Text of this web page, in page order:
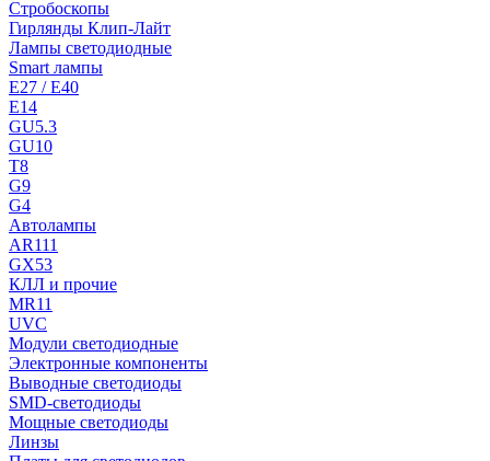
Стробоскопы
Гирлянды Клип-Лайт
Лампы светодиодные
Smart лампы
E27 / E40
E14
GU5.3
GU10
T8
G9
G4
Автолампы
AR111
GX53
КЛЛ и прочие
MR11
UVC
Модули светодиодные
Электронные компоненты
Выводные светодиоды
SMD-светодиоды
Мощные светодиоды
Линзы